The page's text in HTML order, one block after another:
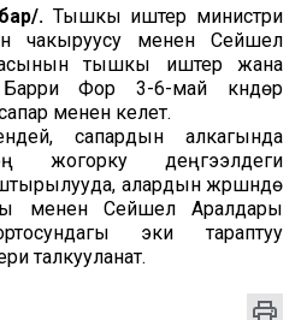
. Тышкы иштер министри
чакыруусу менен Сейшел
тышкы иштер жана
Фор 3-6-май күндөрү
менен келет.
сапардын алкагында
деңгээлдеги
алардын жүрүшүндө
менен Сейшел Аралдары
эки тараптуу
талкууланат.